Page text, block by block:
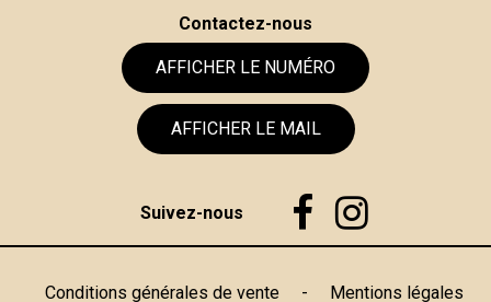
Contactez-nous
AFFICHER LE NUMÉRO
AFFICHER LE MAIL
Suivez-nous
Conditions générales de vente - Mentions légales